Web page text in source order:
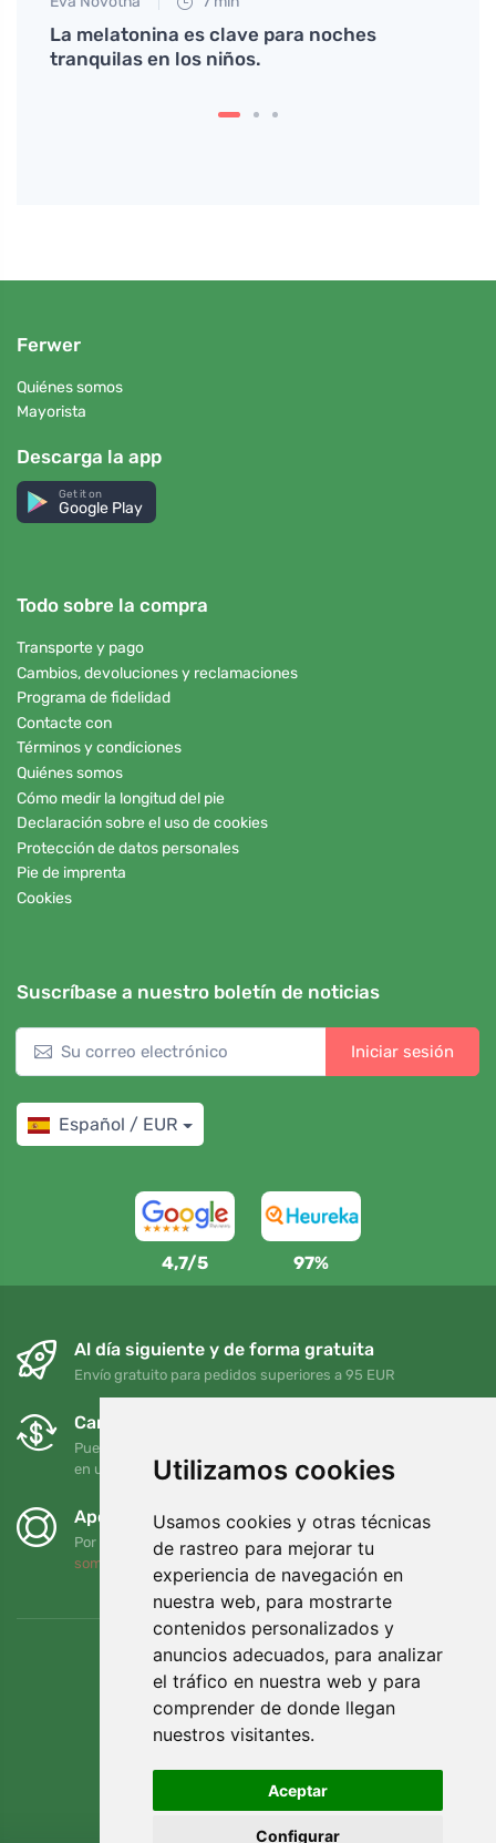
Utilizamos cookies
Usamos cookies y otras técnicas
de rastreo para mejorar tu
experiencia de navegación en
nuestra web, para mostrarte
contenidos personalizados y
anuncios adecuados, para analizar
el tráfico en nuestra web y para
comprender de donde llegan
nuestros visitantes.
Aceptar
Configurar
La melatonina es clave para noches
tranquilas en los niños.
Ferwer
Quiénes somos
Mayorista
Descarga la app
Get it on
Google Play
Todo sobre la compra
Transporte y pago
Cambios, devoluciones y reclamaciones
Programa de fidelidad
Contacte con
Términos y condiciones
Quiénes somos
Cómo medir la longitud del pie
Declaración sobre el uso de cookies
Protección de datos personales
Pie de imprenta
Cookies
Suscríbase a nuestro boletín de noticias
Iniciar sesión
Español / EUR
4,7/5 97%
Al día siguiente y de forma gratuita
Envío gratuito para pedidos superiores a 95 EUR
Cambios y devoluciones gratuitos
Puede devolver o cambiar su pedido en cualquier momento
en un plazo de 90 días
Apoyamos a Trees.org
Por cada pedido plantamos un árbol. Leer más
somos